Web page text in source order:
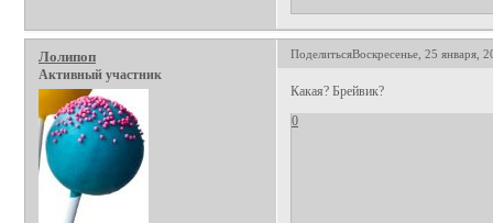
ПоделитьсяВоскресенье, 25 января,
Лолипоп
Активный участник
Какая? Брейвик?
0